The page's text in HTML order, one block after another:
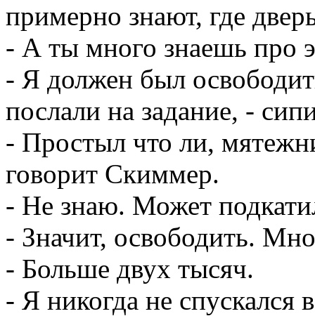
примерно знают, где
- А ты много знаешь про
- Я должен был
послали на задание, -
- Простыл что ли,
говорит Скиммер.
- Не знаю. Может
- Значит, освободить.
- Больше двух тысяч.
- Я никогда не